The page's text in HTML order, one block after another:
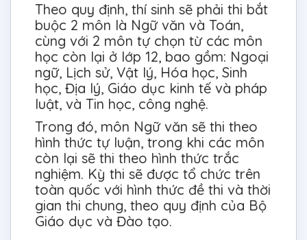
Theo quy định, thí sinh sẽ phải thi bắt
buộc 2 môn là Ngữ văn và Toán,
cùng với 2 môn tự chọn từ các môn
học còn lại ở lớp 12, bao gồm: Ngoại
ngữ, Lịch sử, Vật lý, Hóa học, Sinh
học, Địa lý, Giáo dục kinh tế và pháp
luật, và Tin học, công nghệ.
Trong đó, môn Ngữ văn sẽ thi theo
hình thức tự luận, trong khi các môn
còn lại sẽ thi theo hình thức trắc
nghiệm. Kỳ thi sẽ được tổ chức trên
toàn quốc với hình thức đề thi và thời
gian thi chung, theo quy định của Bộ
Giáo dục và Đào tạo.